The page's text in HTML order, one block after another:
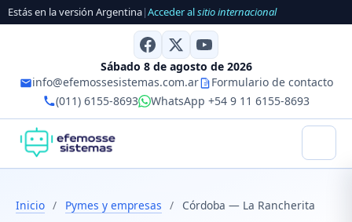
Estás en la versión Argentina|Acceder alsitio internacional
Sábado 8 de agosto de 2026
info@efemossesistemas.com.ar
Formulario de contacto
(011) 6155-8693
WhatsApp +54 9 11 6155-8693
Inicio / Pymes y empresas / Córdoba — La Rancherita